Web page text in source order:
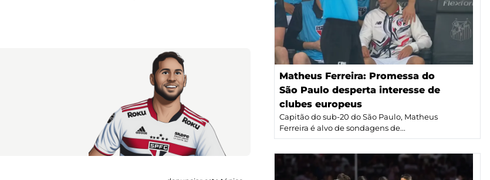
Matheus Ferreira: Promessa do
São Paulo desperta interesse de
clubes europeus
Capitão do sub-20 do São Paulo, Matheus
Ferreira é alvo de sondagens de...